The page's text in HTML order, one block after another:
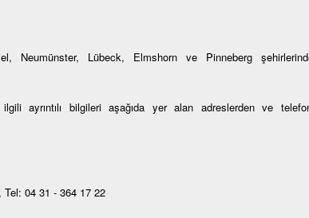
Neumünster, Lübeck, Elmshorn ve Pinneberg
ayrıntılı bilgileri aşağıda yer alan adreslerden ve
04 31 - 364 17 22